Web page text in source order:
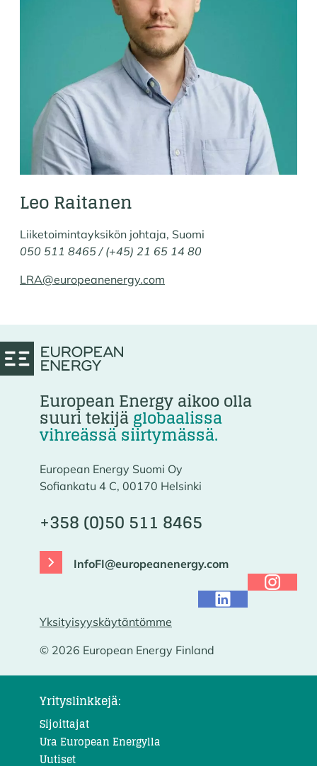
Leo Raitanen
Liiketoimintayksikön johtaja, Suomi
050 511 8465 / (+45) 21 65 14 80
LRA@europeanenergy.com
European Energy aikoo olla
suuri tekijäglobaalissa
vihreässä siirtymässä.
European Energy Suomi Oy
Sofiankatu 4 C, 00170 Helsinki
+358 (0)50 511 8465
InfoFI@europeanenergy.com
© 2026 European Energy Finland
Yksityisyyskäytäntömme
Yrityslinkkejä:
Sijoittajat
Ura European Energylla
Uutiset